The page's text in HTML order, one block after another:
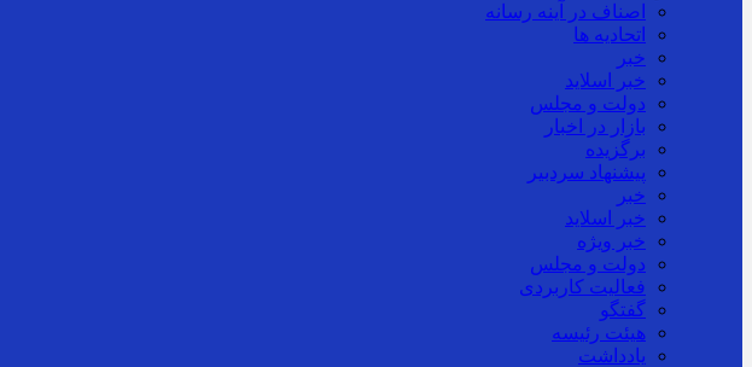
اصناف در آینه رسانه
اتحادیه ها
خبر
خبر اسلايد
دولت و مجلس
بازار در اخبار
برگزیده
پیشنهاد سردبیر
خبر
خبر اسلايد
خبر ویژه
دولت و مجلس
فعالیت کاربردی
گفتگو
هیئت رئیسه
یادداشت